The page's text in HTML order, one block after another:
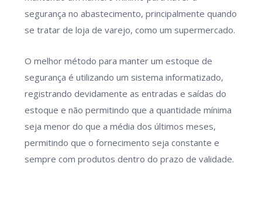
segurança no abastecimento, principalmente quando
se tratar de loja de varejo, como um supermercado.
O melhor método para manter um estoque de
segurança é utilizando um sistema informatizado,
registrando devidamente as entradas e saídas do
estoque e não permitindo que a quantidade mínima
seja menor do que a média dos últimos meses,
permitindo que o fornecimento seja constante e
sempre com produtos dentro do prazo de validade.